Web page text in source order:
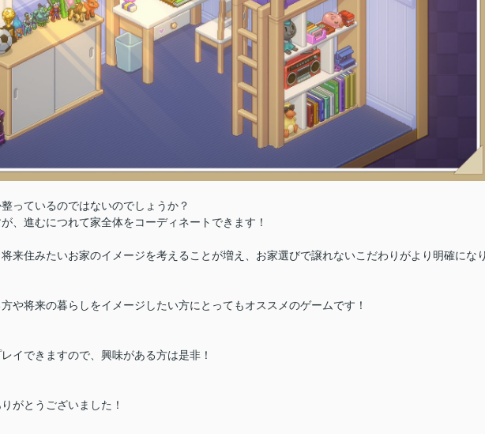
っているのではないのでしょうか？
、進むにつれて家全体をコーディネートできます！
来住みたいお家のイメージを考えることが増え、お家選びで譲れないこだわりがより明確にな
や将来の暮らしをイメージしたい方にとってもオススメのゲームです！
イできますので、興味がある方は是非！
がとうございました！